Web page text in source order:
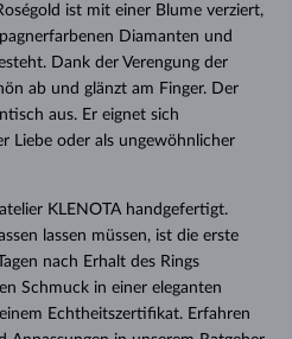
ist mit einer Blume verziert,
Diamanten und
Dank der Verengung der
ab und glänzt am Finger. Der
aus. Er eignet sich
Liebe oder als ungewöhnlicher
KLENOTA handgefertigt.
lassen müssen, ist die erste
nach Erhalt des Rings
Schmuck in einer eleganten
Echtheitszertifikat. Erfahren